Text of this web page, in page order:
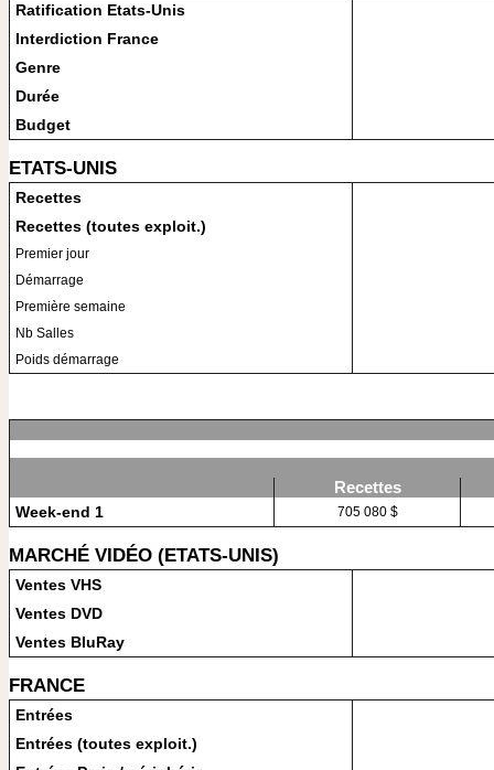
Ratification Etats-Unis
Interdiction France
Genre
Durée
Budget
ETATS-UNIS
Recettes
Recettes (toutes exploit.)
Premier jour
Démarrage
Première semaine
Nb Salles
Poids démarrage
Recettes
Week-end 1
705 080 $
MARCHÉ VIDÉO (ETATS-UNIS)
Ventes VHS
Ventes DVD
Ventes BluRay
FRANCE
Entrées
Entrées (toutes exploit.)